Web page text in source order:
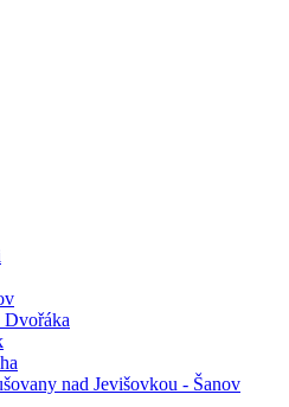
nad Jevišovkou - Šanov